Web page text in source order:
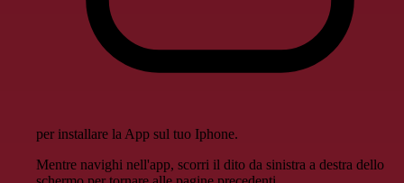
per installare la App sul tuo Iphone.
Mentre navighi nell'app, scorri il dito da sinistra a destra dello